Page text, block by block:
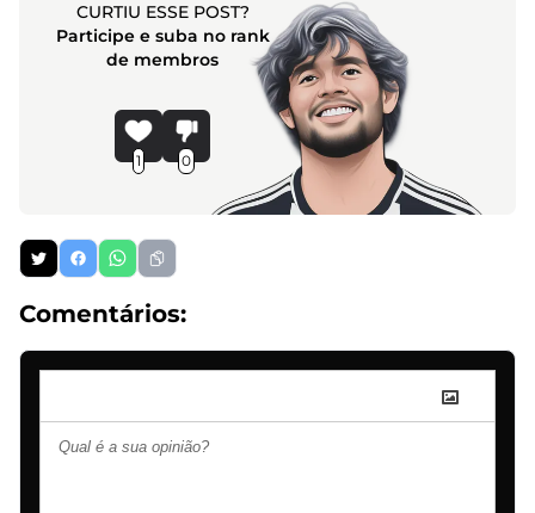
CURTIU ESSE POST?
Participe e suba no rank
de membros
1 0
Comentários: